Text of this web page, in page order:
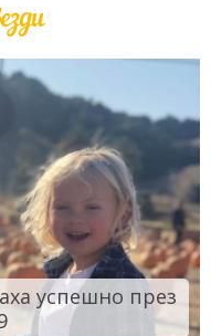
успешно през